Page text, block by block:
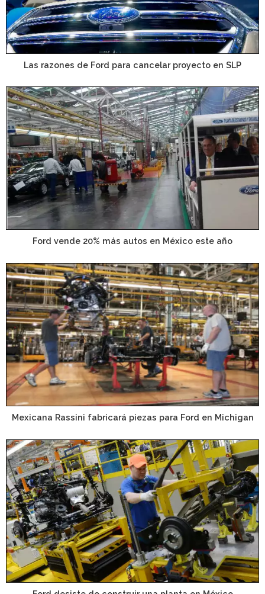
Las razones de Ford para cancelar proyecto en SLP
Ford vende 20% más autos en México este año
Mexicana Rassini fabricará piezas para Ford en Michigan